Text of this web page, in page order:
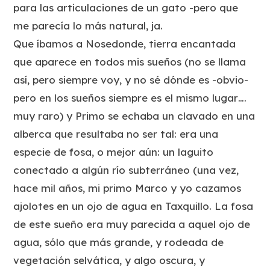
para las articulaciones de un gato -pero que
me parecía lo más natural, ja.
Que íbamos a Nosedonde, tierra encantada
que aparece en todos mis sueños (no se llama
así, pero siempre voy, y no sé dónde es -obvio-
pero en los sueños siempre es el mismo lugar….
muy raro) y Primo se echaba un clavado en una
alberca que resultaba no ser tal: era una
especie de fosa, o mejor aún: un laguito
conectado a algún río subterráneo (una vez,
hace mil años, mi primo Marco y yo cazamos
ajolotes en un ojo de agua en Taxquillo. La fosa
de este sueño era muy parecida a aquel ojo de
agua, sólo que más grande, y rodeada de
vegetación selvática, y algo oscura, y